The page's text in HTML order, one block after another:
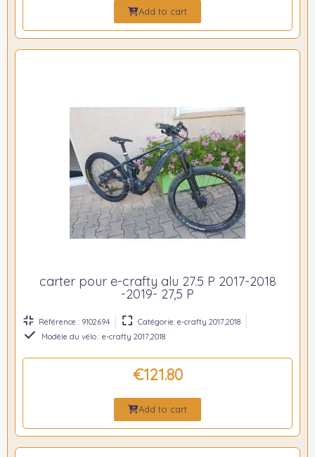
Add to cart
carter pour e-crafty alu 27.5 P 2017-2018
-2019- 27,5 P
Référence : 9102694
Catégorie: e-crafty 2017,2018
Modèle du vélo : e-crafty 2017,2018
€121.80
Add to cart